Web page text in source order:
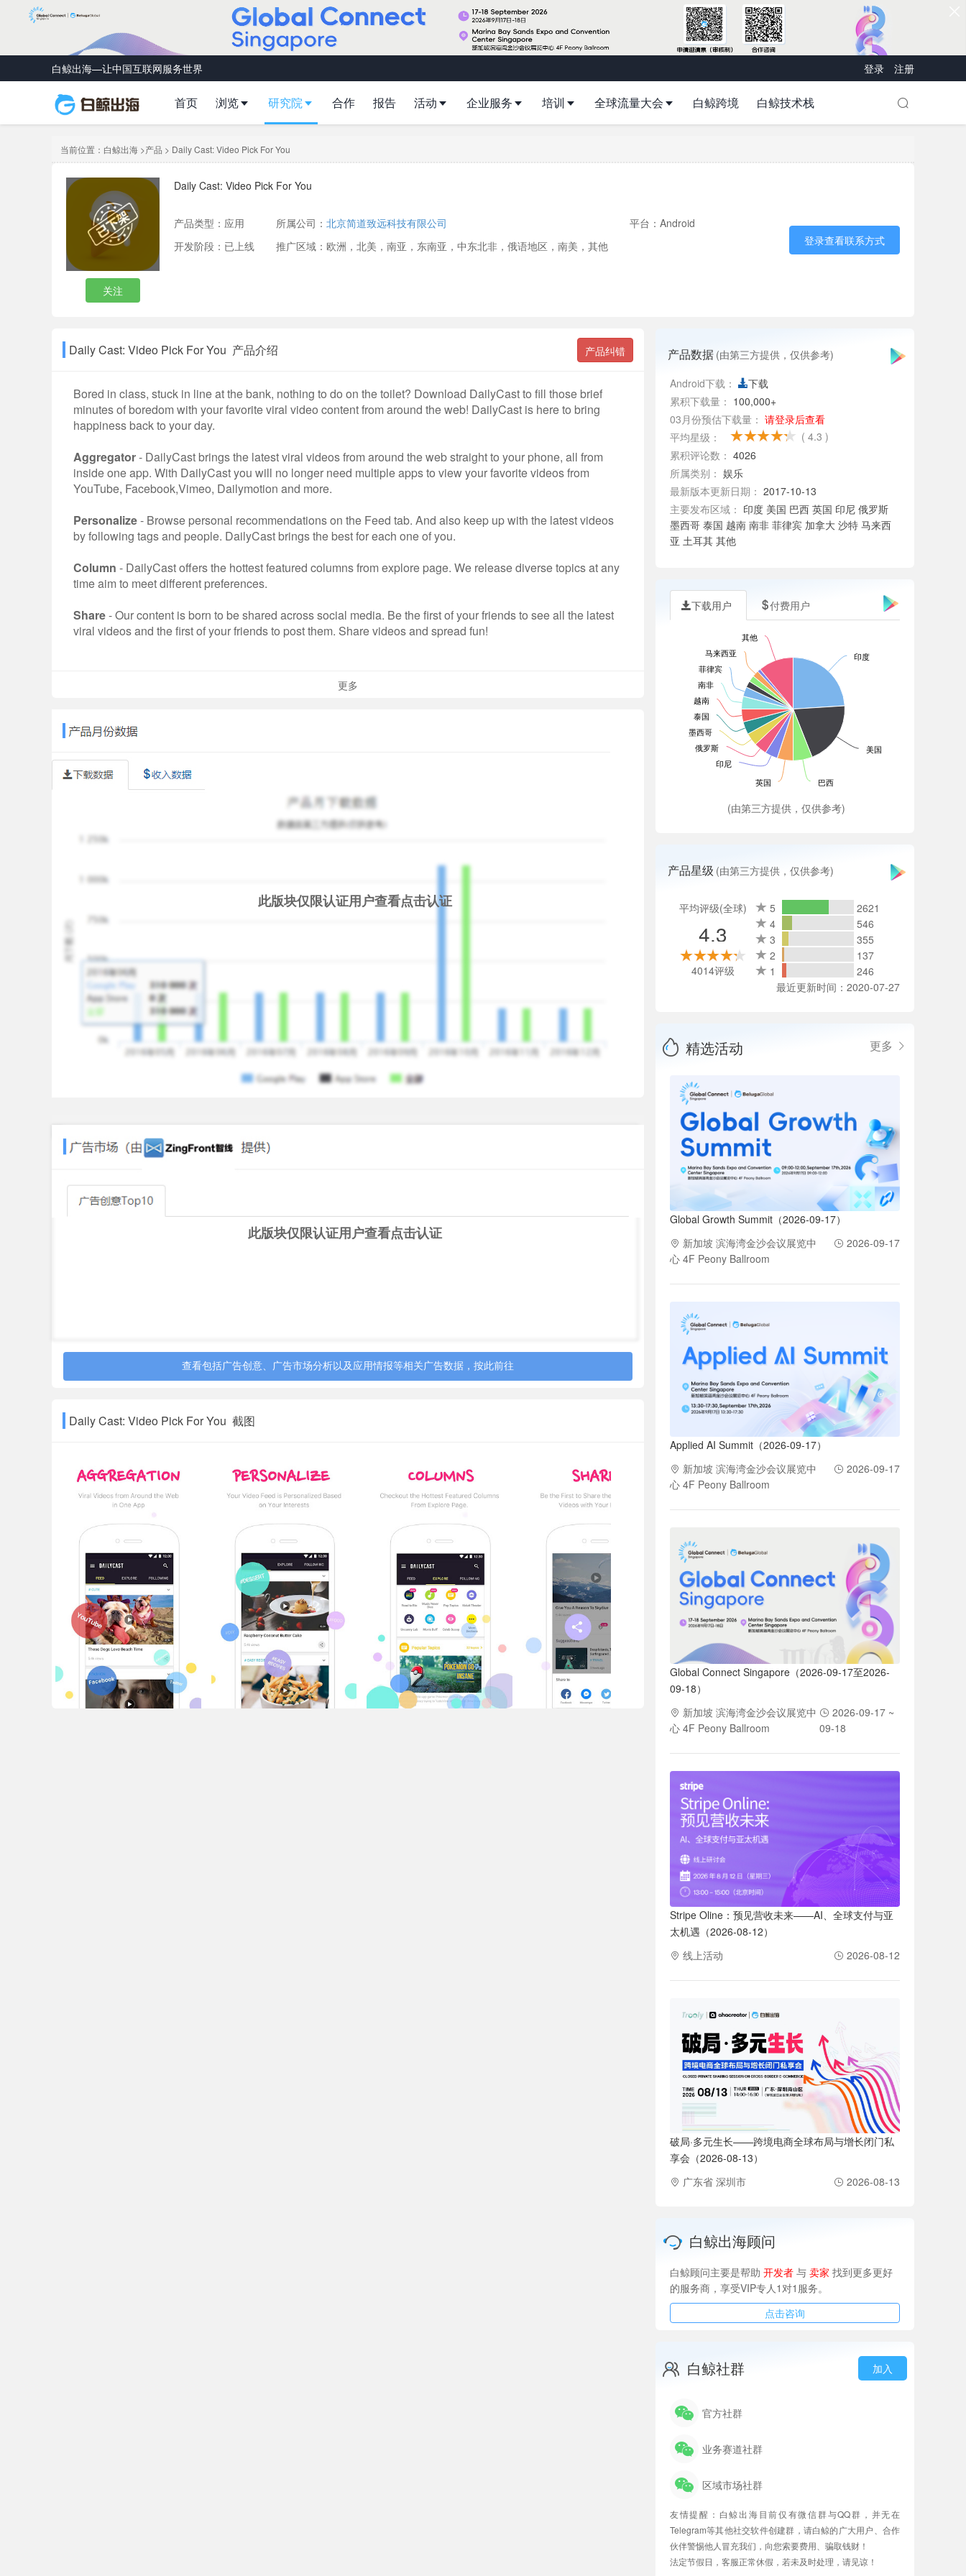
白鲸出海—让中国互联网服务世界 登录 注册
首页 浏览 研究院 合作 报告 活动 企业服务 培训 全球流量大会 白鲸跨境 白鲸技术栈
当前位置： 白鲸出海 >产品 > Daily Cast: Video Pick For You
关注
Daily Cast: Video Pick For You
产品类型： 应用
开发阶段：已上线
所属公司： 北京简道致远科技有限公司
推广区域：欧洲，北美，南亚，东南亚，中东北非，俄语地区，南美，其他
平台：Android
登录查看联系方式
Daily Cast: Video Pick For You 产品介绍 产品纠错
Bored in class, stuck in line at the bank, nothing to do on the toilet? Download DailyCast to fill those brief
minutes of boredom with your favorite viral video content from around the web! DailyCast is here to bring
happiness back to your day.
Aggregator- DailyCast brings the latest viral videos from around the web straight to your phone, all from
inside one app. With DailyCast you will no longer need multiple apps to view your favorite videos from
YouTube, Facebook,Vimeo, Dailymotion and more.
Personalize- Browse personal recommendations on the Feed tab. And also keep up with the latest videos
by following tags and people. DailyCast brings the best for each one of you.
Column - DailyCast offers the hottest featured columns from explore page. We release diverse topics at any
time aim to meet different preferences.
Share- Our content is born to be shared across social media. Be the first of your friends to see all the latest
viral videos and the first of your friends to post them. Share videos and spread fun!
DailyCast and laugh with us!
We love our app, and we want you to love it too! If you ever have any questions, comments, concerns, want
to say hi or want to talk about the Kimye Taylor Swift feud, feel free to drop us a line.
Come Like Us on FaceBook! http://www.facebook.com/iDailyCast
Help Us Translate and Speak Your Language! volunteers@jiandaola.com
Tell Us What You Think! feedback@dailycast.tv
► Full network/WiFi access and viewing network/WiFi connections
DailyCast needs internet access to load online videos & resources.
► Google Play billing service
*YouTube is a trademark of Google Inc. We always follow the content policies of YouTube / Facebook /
Vimeo / DailyMotion etc., if you believe any part of the app affects your rights, please write to us immediately.
更多
此版块仅限认证用户查看点击认证
此版块仅限认证用户查看点击认证
查看包括广告创意、广告市场分析以及应用情报等相关广告数据，按此前往
Daily Cast: Video Pick For You 截图
产品数据 (由第三方提供，仅供参考)
Android下载：
下载
累积下载量： 100,000+
03月份预估下载量： 请登录后查看
平均星级：
( 4.3 )
累积评论数： 4026
所属类别： 娱乐
最新版本更新日期： 2017-10-13
主要发布区域： 印度 美国 巴西 英国 印尼 俄罗斯
墨西哥 泰国 越南 南非 菲律宾 加拿大 沙特 马来西
亚 土耳其 其他
下载用户 付费用户
印度
美国
巴西
英国
印尼
俄罗斯
墨西哥
泰国
越南
南非
菲律宾
马来西亚
其他
(由第三方提供，仅供参考)
产品星级 (由第三方提供，仅供参考)
平均评级(全球)
4.3
4014评级
5
2621
4
546
3
355
2
137
1
246
最近更新时间：2020-07-27
精选活动 更多
Global Growth Summit（2026-09-17）
新加坡 滨海湾金沙会议展览中
心 4F Peony Ballroom
2026-09-17
Applied AI Summit（2026-09-17）
新加坡 滨海湾金沙会议展览中
心 4F Peony Ballroom
2026-09-17
Global Connect Singapore（2026-09-17至2026-
09-18）
新加坡 滨海湾金沙会议展览中
心 4F Peony Ballroom
2026-09-17 ~
09-18
Stripe Oline：预见营收未来——AI、全球支付与亚
太机遇（2026-08-12）
线上活动
2026-08-12
破局·多元生长——跨境电商全球布局与增长闭门私
享会（2026-08-13）
广东省 深圳市
2026-08-13
白鲸出海顾问
白鲸顾问主要是帮助 开发者 与 卖家 找到更多更好
的服务商，享受VIP专人1对1服务。
点击咨询
白鲸社群 加入
官方社群
业务赛道社群
区域市场社群
友情提醒：白鲸出海目前仅有微信群与QQ群，并无在
Telegram等其他社交软件创建群，请白鲸的广大用户、合作
伙伴警惕他人冒充我们，向您索要费用、骗取钱财！
法定节假日，客服正常休假，若未及时处理，请见谅！